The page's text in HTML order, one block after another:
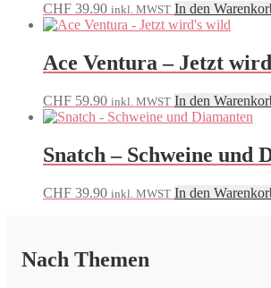
CHF 39.90 inkl. MWST In den
Ace Ventura – Jetzt
CHF 59.90 inkl. MWST In den
Snatch – Schweine und
CHF 39.90 inkl. MWST In den
Nach Themen